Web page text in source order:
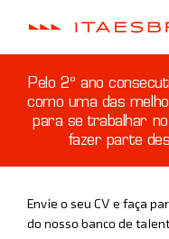
Pelo 2º ano
como uma das
para se trabalhar
fazer parte
Envie o seu CV e faça
do nosso banco de